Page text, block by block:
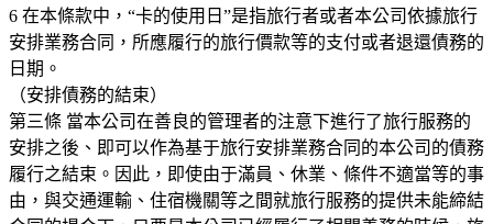
6 在本條款中，“卡的使用日”是指旅行者或者本公司依據旅行
安排業務合同，所應履行的旅行價款等的支付或者退還債務的
日期。
（安排債務的結束）
第三條 當本公司在善良的管理者的注意下進行了旅行服務的
安排之後、即可以作為基于旅行安排業務合同的本公司的債務
履行之結束。因此，即使由于滿員、休業、條件不適當等的事
由，與交通運輸、住宿機關等之間就旅行服務的提供未能締結